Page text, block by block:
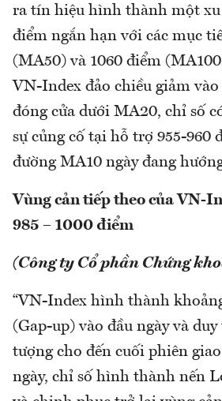
ra tín hiệu hình thành một
điểm ngắn hạn với các mục
(MA50) và 1060 điểm
VN-Index đảo chiều giảm vào
đóng cửa dưới MA20, chỉ số
sự củng cố tại hỗ trợ 955-960
đường MA10 ngày đang hướng
Vùng cản tiếp theo của VN-
985 – 1000 điểm
(Công ty Cổ phần Chứng
“VN-Index hình thành
(Gap-up) vào đầu ngày và
tượng cho đến cuối phiên
ngày, chỉ số hình thành nến